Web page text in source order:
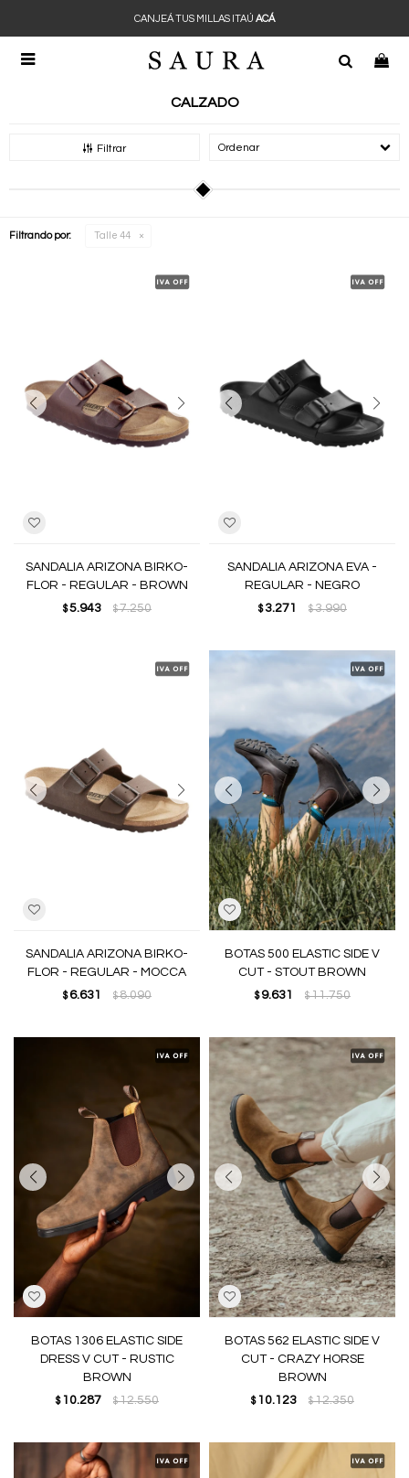

CANJEÁ TUS MILLAS ITAÚ ACÁ
CALZADO
Filtrar Recomendados
Filtrando por: Talle 44
SANDALIA ARIZONA BIRKO-
FLOR - REGULAR - BROWN
$ 5.943 $7.250
SANDALIA ARIZONA EVA -
REGULAR - NEGRO
$ 3.271 $3.990
SANDALIA ARIZONA BIRKO-
FLOR - REGULAR - MOCCA
$ 6.631 $8.090
BOTAS 500 ELASTIC SIDE V
CUT - STOUT BROWN
$ 9.631 $11.750
BOTAS 1306 ELASTIC SIDE
DRESS V CUT - RUSTIC
BROWN
$ 10.287 $12.550
BOTAS 562 ELASTIC SIDE V
CUT - CRAZY HORSE
BROWN
$ 10.123 $12.350